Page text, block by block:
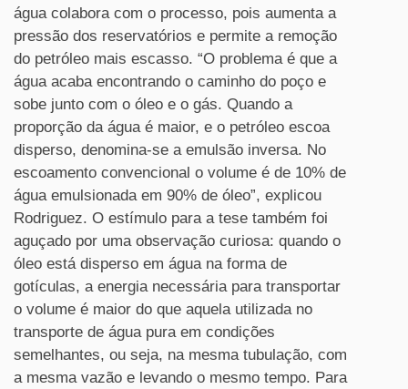
água colabora com o processo, pois aumenta a
pressão dos reservatórios e permite a remoção
do petróleo mais escasso. “O problema é que a
água acaba encontrando o caminho do poço e
sobe junto com o óleo e o gás. Quando a
proporção da água é maior, e o petróleo escoa
disperso, denomina-se a emulsão inversa. No
escoamento convencional o volume é de 10% de
água emulsionada em 90% de óleo”, explicou
Rodriguez. O estímulo para a tese também foi
aguçado por uma observação curiosa: quando o
óleo está disperso em água na forma de
gotículas, a energia necessária para transportar
o volume é maior do que aquela utilizada no
transporte de água pura em condições
semelhantes, ou seja, na mesma tubulação, com
a mesma vazão e levando o mesmo tempo. Para